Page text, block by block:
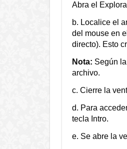
Abra el
b. Localice el
del mouse en
directo). Esto
Nota: Según
archivo.
c. Cierre la
d. Para
tecla Intro.
e. Se abre la